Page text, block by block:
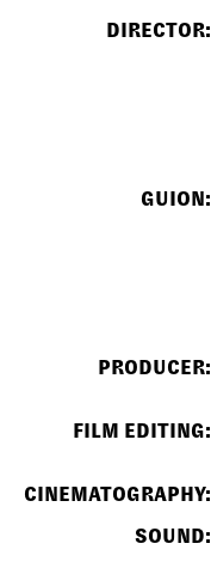
DIRECTOR:
GUION:
PRODUCER:
FILM EDITING:
CINEMATOGRAPHY:
SOUND: